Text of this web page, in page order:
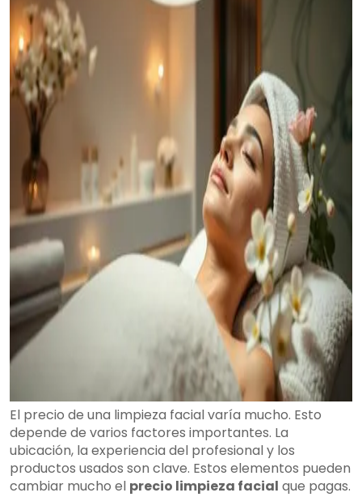
El precio de una limpieza facial varía mucho. Esto
depende de varios factores importantes. La
ubicación, la experiencia del profesional y los
productos usados son clave. Estos elementos pueden
cambiar mucho el precio limpieza facial que pagas.